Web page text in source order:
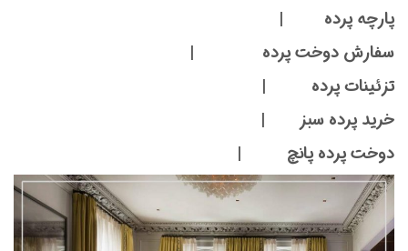
پارچه پرده |
سفارش دوخت پرده |
تزئینات پرده |
خرید پرده سبز |
دوخت پرده پانچ |